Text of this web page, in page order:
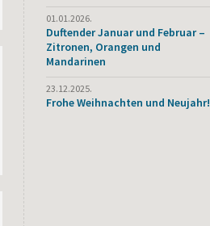
01.01.2026.
Duftender Januar und Februar –
Zitronen, Orangen und
Mandarinen
23.12.2025.
Frohe Weihnachten und Neujahr!